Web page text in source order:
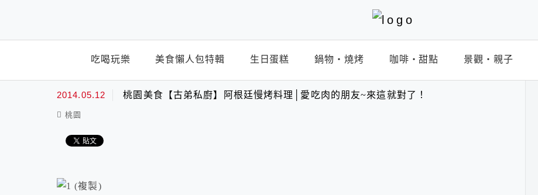
吃喝玩樂 美食懶人包特輯 生日蛋糕 鍋物‧燒烤 咖啡‧甜點 景觀‧親子
2014.05.12 桃園美食【古弟私廚】阿根廷慢烤料理│愛吃肉的朋友~來這就對了！
桃園